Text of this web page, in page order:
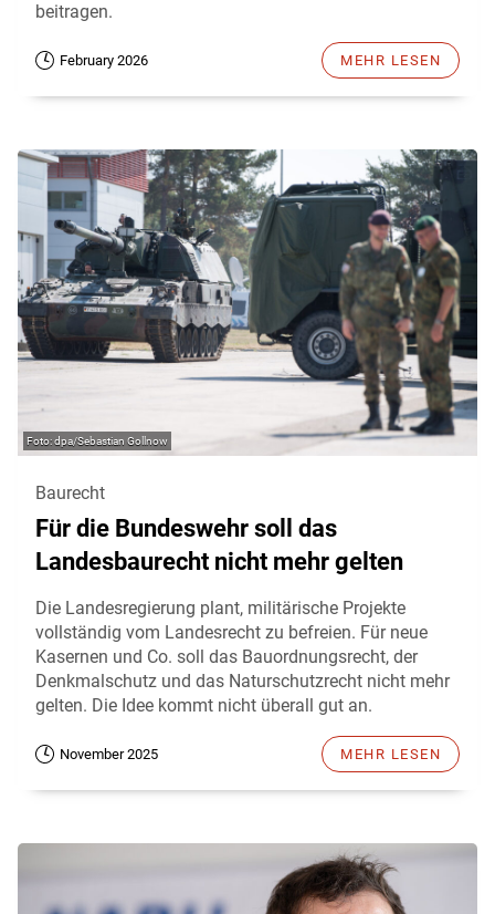
beitragen.
February 2026 MEHR LESEN
dpa/Sebastian Gollnow
Baurecht
Für die Bundeswehr soll das
Landesbaurecht nicht mehr gelten
Die Landesregierung plant, militärische Projekte
vollständig vom Landesrecht zu befreien. Für neue
Kasernen und Co. soll das Bauordnungsrecht, der
Denkmalschutz und das Naturschutzrecht nicht mehr
gelten. Die Idee kommt nicht überall gut an.
November 2025 MEHR LESEN